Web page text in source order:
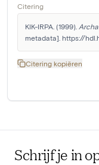
Citering
KIK-IRPA. (1999).
metadata]. https://
Citering kopiëren
Schrijf je in